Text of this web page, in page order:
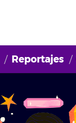
Reportajes